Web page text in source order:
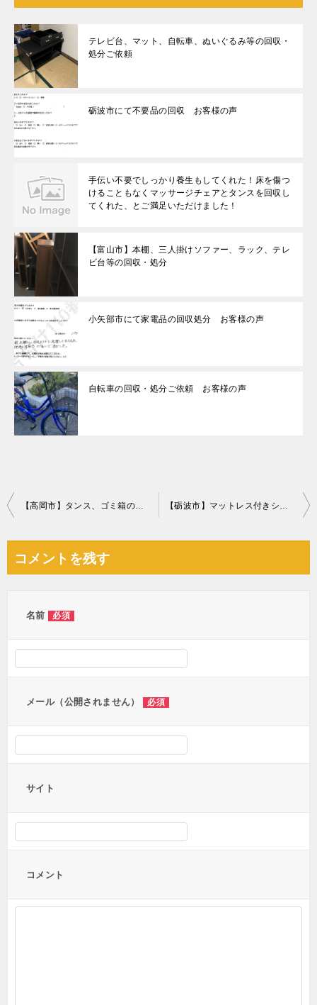
テレビ台、マット、自転車、ぬいぐるみ等の回収・
処分ご依頼
砺波市にて不要品の回収 お客様の声
手伝い不要でしっかり養生もしてくれた！床を傷つ
けることもなくマッサージチェアとタンスを回収し
てくれた、とご満足いただけました！
【富山市】本棚、三人掛けソファー、ラック、テレ
ビ台等の回収・処分
小矢部市にて家電品の回収処分 お客様の声
自転車の回収・処分ご依頼 お客様の声
投
ビ
【高岡市】タンス、ゴミ箱の回収・処分ご依頼 お客様の声 【砺波市】マットレス付きシングルベッド、タンスの回収・処分ご依頼
コメントを残す
名前 必須
メール（公開されません） 必須
サイト
コメント